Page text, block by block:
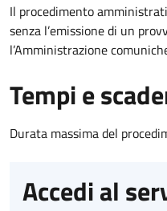
Il procedimento
senza l’emissione di un
l’Amministrazione
Tempi e
Durata massima del
Accedi al